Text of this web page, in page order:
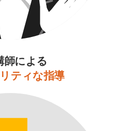
師による
ティな指導